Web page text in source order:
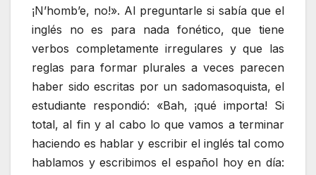
¡N’homb’e, no!». Al preguntarle si sabía que el
inglés no es para nada fonético, que tiene
verbos completamente irregulares y que las
reglas para formar plurales a veces parecen
haber sido escritas por un sadomasoquista, el
estudiante respondió: «Bah, ¡qué importa! Si
total, al fin y al cabo lo que vamos a terminar
haciendo es hablar y escribir el inglés tal como
hablamos y escribimos el español hoy en día: